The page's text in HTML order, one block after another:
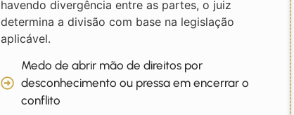
havendo divergência entre as partes, o juiz
determina a divisão com base na legislação
aplicável.
Medo de abrir mão de direitos por
desconhecimento ou pressa em encerrar o
conflito